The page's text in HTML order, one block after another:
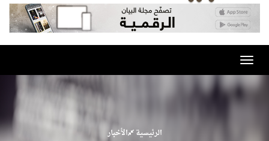
Toggle
navigation
الرئيسية الأخبار